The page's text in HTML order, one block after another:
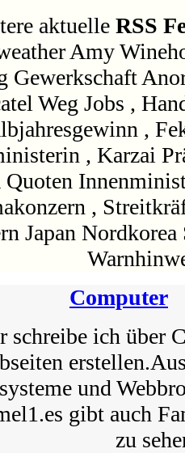
aktuelle RSS
Amy
Gewerkschaft
Weg Jobs ,
,
, Karzai
Quoten
,
Japan
Computer
schreibe ich über
und
gibt auch
zu